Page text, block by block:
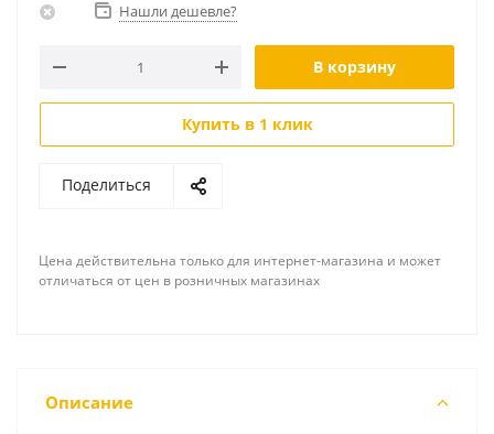
Нашли дешевле?
В корзину
Купить в 1 клик
Поделиться
Цена действительна только для интернет-магазина и может
отличаться от цен в розничных магазинах
Описание